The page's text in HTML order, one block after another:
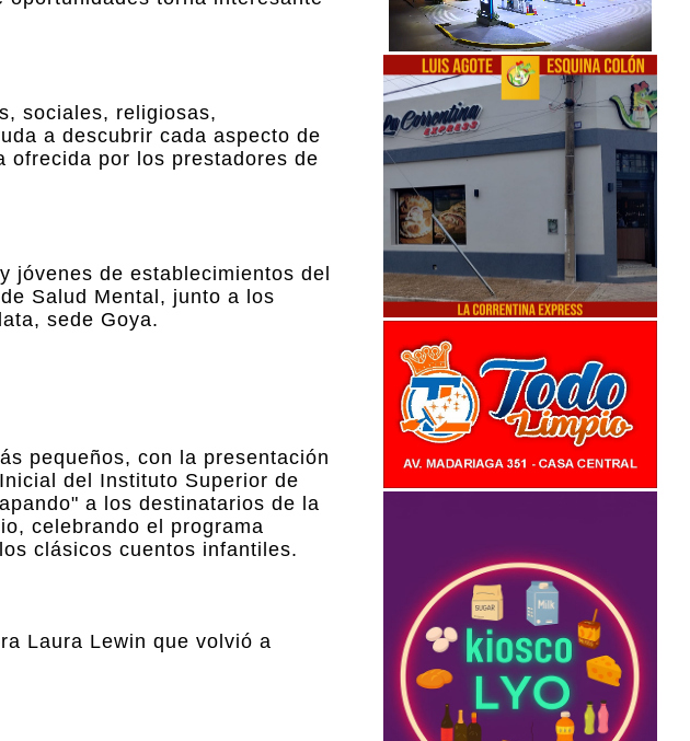
sociales, religiosas,
a descubrir cada aspecto de
ofrecida por los prestadores de
jóvenes de establecimientos del
Salud Mental, junto a los
sede Goya.
pequeños, con la presentación
del Instituto Superior de
a los destinatarios de la
celebrando el programa
clásicos cuentos infantiles.
Laura Lewin que volvió a